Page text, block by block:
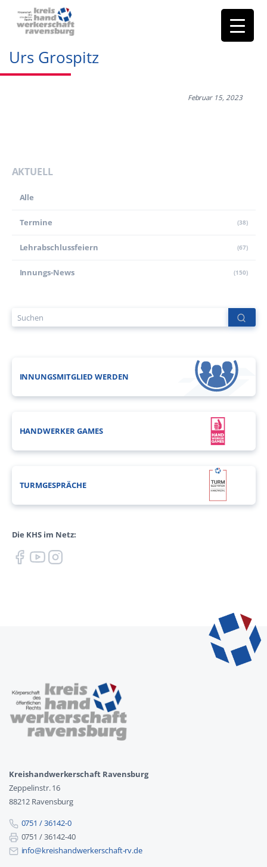
Urs Grospitz
Februar 15, 2023
AKTUELL
Alle
Termine (38)
Lehr­abschluss­feiern (67)
Innungs-News (150)
INNUNGSMITGLIED WERDEN
HANDWERKER GAMES
TURMGESPRÄCHE
Die KHS im Netz:
Kreishandwerkerschaft Ravensburg
Zeppelinstr. 16
88212 Ravensburg
0751 / 36142-0
0751 / 36142-40
info@kreishandwerkerschaft-rv.de